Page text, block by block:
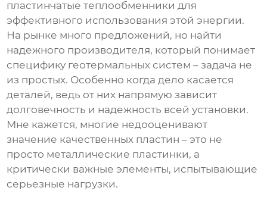
пластинчатые теплообменники для
эффективного использования этой энергии.
На рынке много предложений, но найти
надежного производителя, который понимает
специфику геотермальных систем – задача не
из простых. Особенно когда дело касается
деталей, ведь от них напрямую зависит
долговечность и надежность всей установки.
Мне кажется, многие недооценивают
значение качественных пластин – это не
просто металлические пластинки, а
критически важные элементы, испытывающие
серьезные нагрузки.